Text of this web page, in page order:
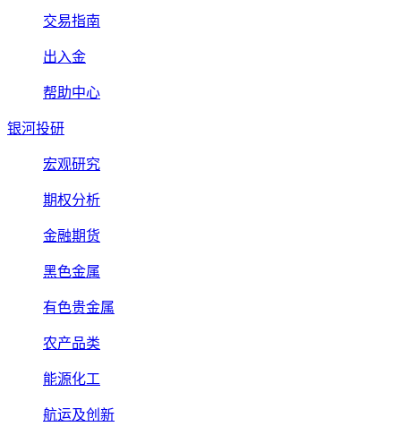
交易指南
出入金
帮助中心
银河投研
宏观研究
期权分析
金融期货
黑色金属
有色贵金属
农产品类
能源化工
航运及创新